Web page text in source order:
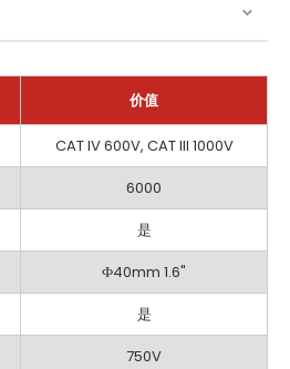
价值
CAT IV 600V, CAT III 1000V
6000
是
Ф40mm 1.6"
是
750V